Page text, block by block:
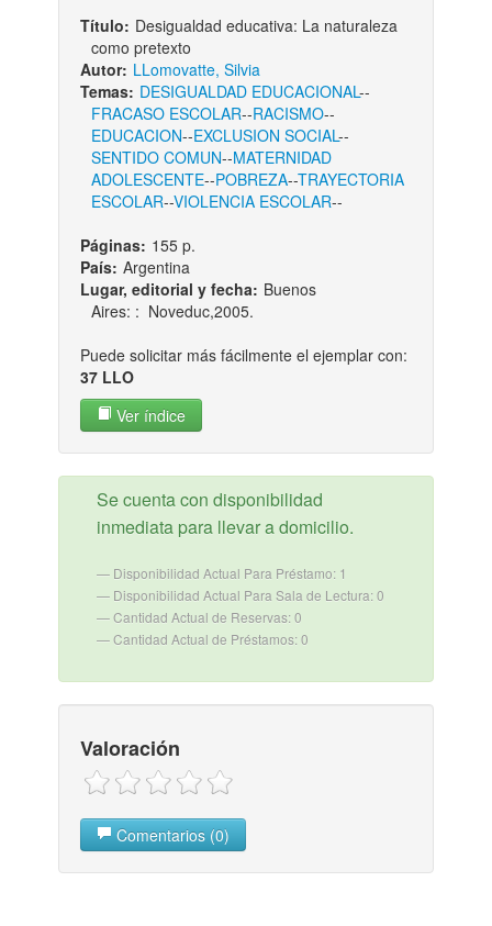
Título: Desigualdad educativa: La naturaleza
como pretexto
Autor: LLomovatte, Silvia
Temas: DESIGUALDAD EDUCACIONAL--
FRACASO ESCOLAR--RACISMO--
EDUCACION--EXCLUSION SOCIAL--
SENTIDO COMUN--MATERNIDAD
ADOLESCENTE--POBREZA--TRAYECTORIA
ESCOLAR--VIOLENCIA ESCOLAR--
Páginas: 155 p.
País: Argentina
Lugar, editorial y fecha: Buenos
Aires: : Noveduc,2005.
Puede solicitar más fácilmente el ejemplar con:
37 LLO
Ver índice
Se cuenta con disponibilidad
inmediata para llevar a domicilio.
Disponibilidad Actual Para Préstamo: 1
Disponibilidad Actual Para Sala de Lectura: 0
Cantidad Actual de Reservas: 0
Cantidad Actual de Préstamos: 0
Valoración
Comentarios (0)